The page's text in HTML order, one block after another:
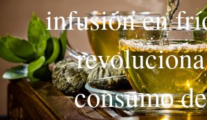
infusión en
consumo